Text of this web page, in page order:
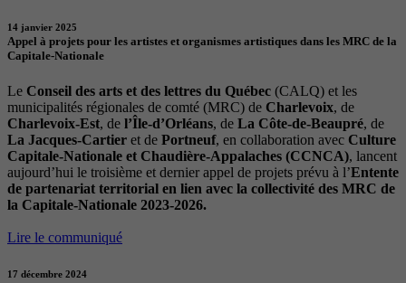
14 janvier 2025
Appel à projets pour les artistes et organismes artistiques dans les MRC de la
Capitale-Nationale
Le Conseil des arts et des lettres du Québec (CALQ) et les
municipalités régionales de comté (MRC) de Charlevoix, de
Charlevoix-Est, de l’Île-d’Orléans, de La Côte-de-Beaupré, de
La Jacques-Cartier et de Portneuf, en collaboration avec Culture
Capitale-Nationale et Chaudière-Appalaches (CCNCA), lancent
aujourd’hui le troisième et dernier appel de projets prévu à l’Entente
de partenariat territorial en lien avec la collectivité des MRC de
la Capitale-Nationale 2023-2026.
Lire le communiqué
17 décembre 2024